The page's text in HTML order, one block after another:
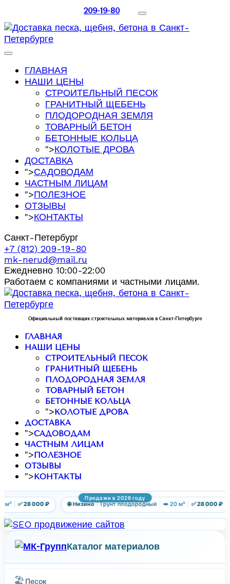
209-19-80
ГЛАВНАЯ
НАШИ ЦЕНЫ
СТРОИТЕЛЬНЫЙ ПЕСОК
ГРАНИТНЫЙ ЩЕБЕНЬ
ПЛОДОРОДНАЯ ЗЕМЛЯ
ТОВАРНЫЙ БЕТОН
БЕТОННЫЕ КОЛЬЦА
">КОЛОТЫЕ ДРОВА
ДОСТАВКА
">САДОВОДАМ
ЧАСТНЫМ ЛИЦАМ
">ПОЛЕЗНОЕ
ОТЗЫВЫ
">КОНТАКТЫ
Санкт-Петербург
+7 (812) 209-19-80
mk-nerud@mail.ru
Ежедневно 10:00-22:00
Работаем с компаниями и частными лицами.
Официальный поставщик строительных материалов в Санкт-Петербурге
ГЛАВНАЯ
НАШИ ЦЕНЫ
СТРОИТЕЛЬНЫЙ ПЕСОК
ГРАНИТНЫЙ ЩЕБЕНЬ
ПЛОДОРОДНАЯ ЗЕМЛЯ
ТОВАРНЫЙ БЕТОН
БЕТОННЫЕ КОЛЬЦА
">КОЛОТЫЕ ДРОВА
ДОСТАВКА
">САДОВОДАМ
ЧАСТНЫМ ЛИЦАМ
">ПОЛЕЗНОЕ
ОТЗЫВЫ
">КОНТАКТЫ
Продажи в 2026 году
| ✅ 28 000 ₽ 🌐 Низино | Грунт плодородный | ➡️ 20 м³ | ✅ 28 000 ₽
Каталог материалов
🏖️ Песок